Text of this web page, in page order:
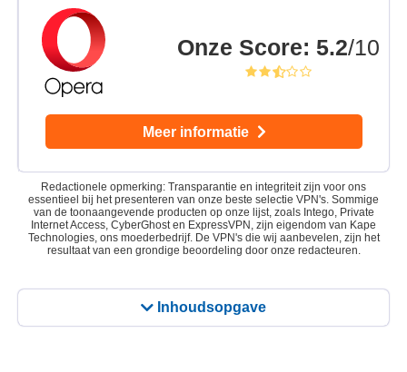
Inhoudsopgave
Onze Score: 5.2/10
Meer informatie
Redactionele opmerking: Transparantie en integriteit zijn voor ons
essentieel bij het presenteren van onze beste selectie VPN's. Sommige
van de toonaangevende producten op onze lijst, zoals Intego, Private
Internet Access, CyberGhost en ExpressVPN, zijn eigendom van Kape
Technologies, ons moederbedrijf. De VPN's die wij aanbevelen, zijn het
resultaat van een grondige beoordeling door onze redacteuren.